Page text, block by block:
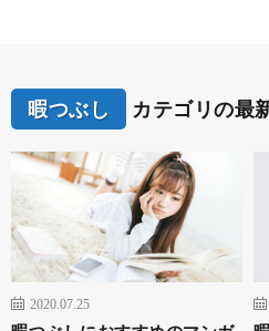
暇つぶし カテゴリの最
2020.07.25